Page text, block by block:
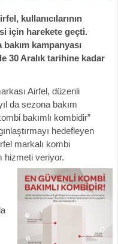
kullanıcılarının
için harekete geçti.
kampanyası
30 Aralık tarihine kadar
Airfel, düzenli
da sezona bakım
bakımlı kombidir”
hedefleyen
markalı kombi
hizmeti veriyor.